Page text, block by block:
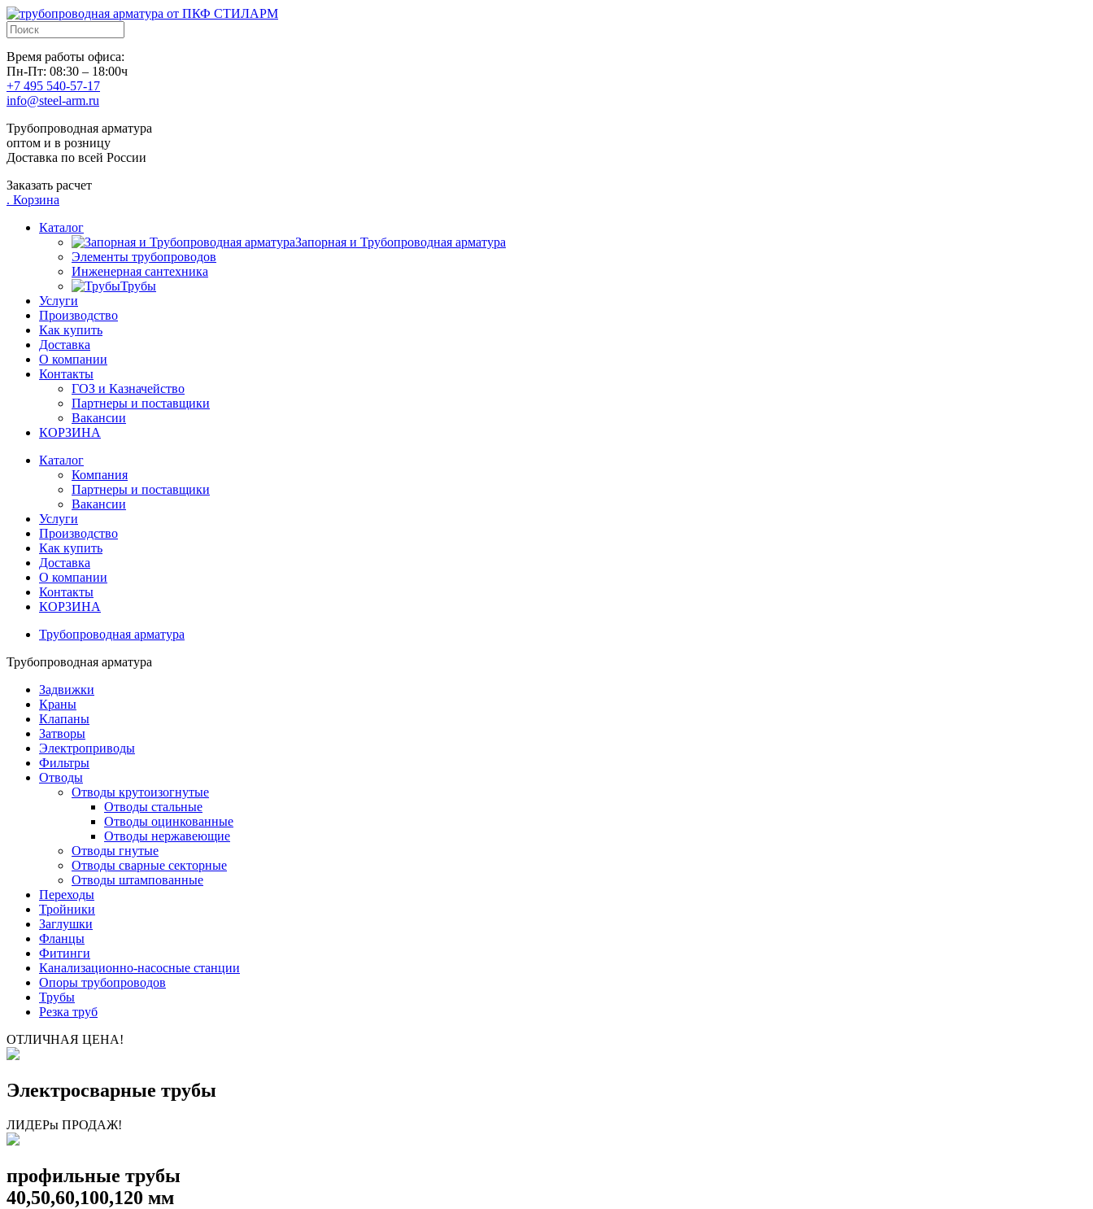
Время работы офиса:
Пн-Пт: 08:30 – 18:00ч
+7 495 540-57-17
info@steel-arm.ru
Трубопроводная арматура
оптом и в розницу
Доставка по всей России
Заказать расчет
. Корзина
Каталог
Запорная и Трубопроводная арматура
Элементы трубопроводов
Инженерная сантехника
Трубы
Услуги
Производство
Как купить
Доставка
О компании
Контакты
ГОЗ и Казначейство
Партнеры и поставщики
Вакансии
КОРЗИНА
Каталог
Компания
Партнеры и поставщики
Вакансии
Услуги
Производство
Как купить
Доставка
О компании
Контакты
КОРЗИНА
Трубопроводная арматура
Трубопроводная арматура
Задвижки
Краны
Клапаны
Затворы
Электроприводы
Фильтры
Отводы
Отводы крутоизогнутые
Отводы стальные
Отводы оцинкованные
Отводы нержавеющие
Отводы гнутые
Отводы сварные секторные
Отводы штампованные
Переходы
Тройники
Заглушки
Фланцы
Фитинги
Канализационно-насосные станции
Опоры трубопроводов
Трубы
Резка труб
ОТЛИЧНАЯ ЦЕНА!
Электросварные трубы
ЛИДЕРы ПРОДАЖ!
профильные трубы
40,50,60,100,120 мм